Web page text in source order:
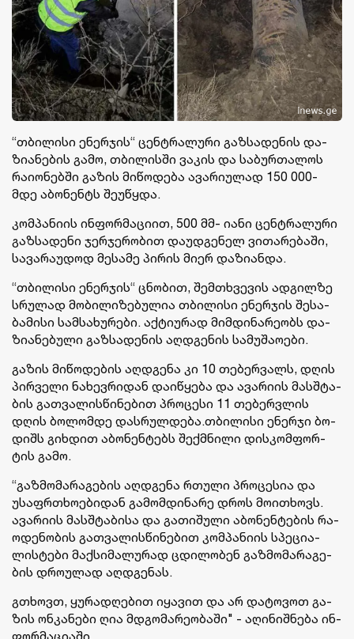
“თბი­ლი­სი ენერ­ჯის“ ცენ­ტრა­ლუ­რი გაზ­სა­დე­ნის და­
ზი­ა­ნე­ბის გამო, თბი­ლის­ში ვა­კის და სა­ბურ­თა­ლოს
რა­ი­ო­ნებ­ში გა­ზის მი­წო­დე­ბა ავა­რი­უ­ლად 150 000-
მდე აბო­ნენტს შე­უ­წყდა.
კომ­პა­ნი­ის ინ­ფორ­მა­ცი­ით, 500 მმ- იანი ცენ­ტრა­ლუ­რი
გაზ­სა­დე­ნი ჯერ­ჯე­რო­ბით და­უდ­გე­ნელ ვი­თა­რე­ბა­ში,
სა­ვა­რა­უ­დოდ მე­სა­მე პი­რის მიერ და­ზი­ან­და.
“თბი­ლი­სი ენერ­ჯის“ ცნო­ბით, შემ­თხვე­ვის ად­გილ­ზე
სრუ­ლად მო­ბი­ლი­ზე­ბუ­ლია თბი­ლი­სი ენერ­ჯის შე­სა­
ბა­მი­სი სამ­სა­ხუ­რე­ბი. აქ­ტი­უ­რად მიმ­დი­ნა­რე­ობს და­
ზი­ა­ნე­ბუ­ლი გაზ­სა­დე­ნის აღ­დგე­ნის სა­მუ­შა­ო­ე­ბი.
გა­ზის მი­წო­დე­ბის აღ­დგე­ნა კი 10 თე­ბერ­ვალს, დღის
პირ­ვე­ლი ნა­ხევ­რი­დან და­ი­წყე­ბა და ავა­რი­ის მას­შტა­
ბის გათ­ვა­ლის­წი­ნე­ბით პრო­ცე­სი 11 თე­ბერ­ვლის
დღის ბო­ლომ­დე დას­რულ­დე­ბა.თბი­ლი­სი ენერ­ჯი ბო­
დიშს გიხ­დით აბო­ნენ­ტებს შექ­მნი­ლი დის­კომ­ფორ­
ტის გამო.
“გაზ­მო­მა­რა­გე­ბის აღ­დგე­ნა რთუ­ლი პრო­ცე­სია და
უსაფრ­თხო­ე­ბი­დან გა­მომ­დი­ნა­რე დროს მო­ი­თხოვს.
ავა­რი­ის მას­შტა­ბი­სა და გა­თი­შუ­ლი აბო­ნენ­ტე­ბის რა­
ო­დე­ნო­ბის გათ­ვა­ლის­წი­ნე­ბით კომ­პა­ნი­ის სპე­ცი­ა­
ლის­ტე­ბი მაქ­სი­მა­ლუ­რად ცდი­ლო­ბენ გაზ­მო­მა­რა­გე­
ბის დრო­უ­ლად აღ­დგე­ნას.
გთხოვთ, ყუ­რა­დღე­ბით იყა­ვით და არ და­ტო­ვოთ გა­
ზის ონ­კა­ნე­ბი ღია მდგო­მა­რე­ო­ბა­ში" - აღი­ნიშ­ნე­ბა ინ­
ფორ­მა­ცი­ა­ში.